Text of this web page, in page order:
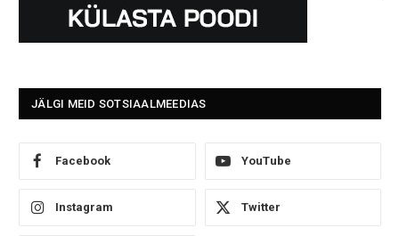
JÄLGI MEID SOTSIAALMEEDIAS
Facebook YouTube
Instagram Twitter